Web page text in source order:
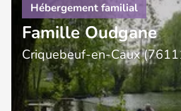
Famille Oudgane
Criquebeuf-en-Caux